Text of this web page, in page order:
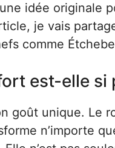
idée originale
je vais
comme
est-elle si
goût unique. Le
n’importe